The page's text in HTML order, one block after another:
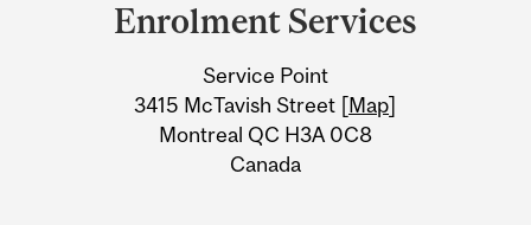
Information
Enrolment Services
Service Point
3415 McTavish Street [Map]
Montreal QC H3A 0C8
Canada